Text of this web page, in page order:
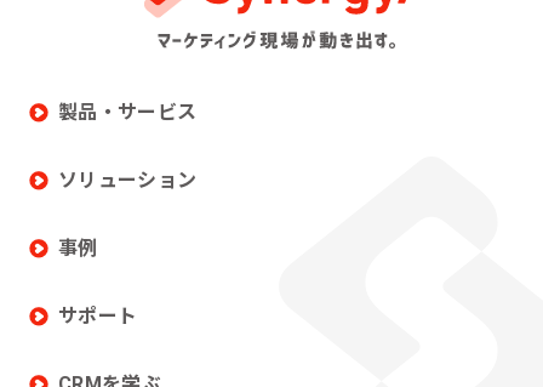
製品・サービス
ソリューション
事例
サポート